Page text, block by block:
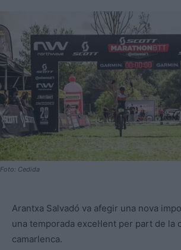
Foto: Cedida
Arantxa Salvadó va afegir una nova
una temporada excel·lent per part de la
camarlenca.